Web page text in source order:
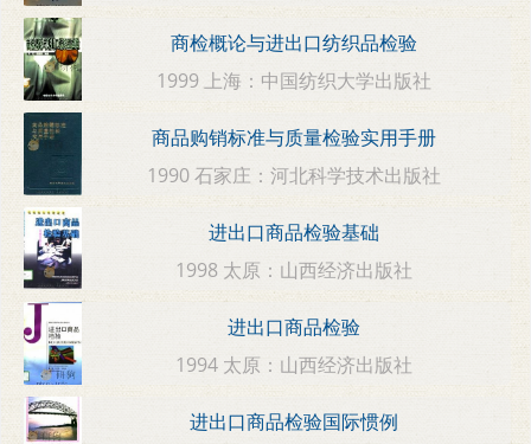
商检概论与进出口纺织品检验
1999 上海：中国纺织大学出版社
商品购销标准与质量检验实用手册
1990 石家庄：河北科学技术出版社
进出口商品检验基础
1998 太原：山西经济出版社
进出口商品检验
1994 太原：山西经济出版社
进出口商品检验国际惯例